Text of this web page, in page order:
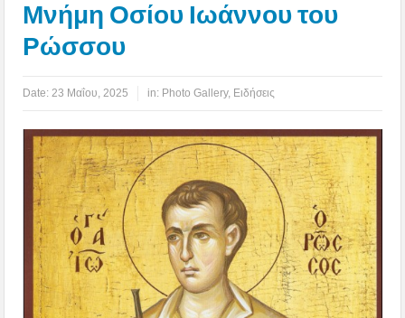
Μνήμη Οσίου Ιωάννου του
Ρώσσου
Date: 23 Μαΐου, 2025 in: Photo Gallery, Ειδήσεις